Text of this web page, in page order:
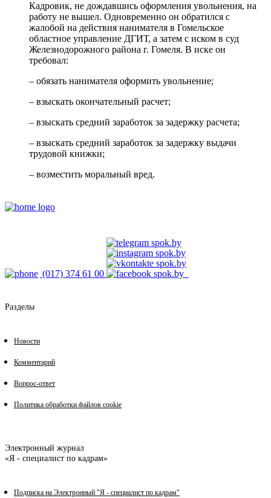
Кадровик, не дождавшись оформления увольнения, на
работу не вышел. Одновременно он обратился с
жалобой на действия нанимателя в Гомельское
областное управление ДГИТ, а затем с иском в суд
Железнодорожного района г. Гомеля. В иске он
требовал:
– обязать нанимателя оформить увольнение;
– взыскать окончательный расчет;
– взыскать средний заработок за задержку расчета;
– взыскать средний заработок за задержку выдачи
трудовой книжки;
– возместить моральный вред.
(017) 374 61 00
Разделы
Новости
Комментарий
Вопрос-ответ
Политика обработки файлов cookie
Электронный журнал
«Я - специалист по кадрам»
Подписка на Электронный "Я - специалист по кадрам"